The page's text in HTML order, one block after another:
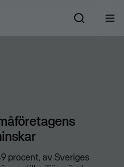
procent, av Sveriges